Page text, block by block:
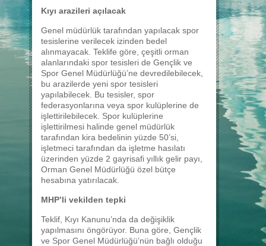
Kıyı arazileri açılacak
Genel müdürlük tarafından yapılacak spor
tesislerine verilecek izinden bedel
alınmayacak. Teklife göre, çeşitli orman
alanlarındaki spor tesisleri de Gençlik ve
Spor Genel Müdürlüğü’ne devredilebilecek,
bu arazilerde yeni spor tesisleri
yapılabilecek. Bu tesisler, spor
federasyonlarına veya spor kulüplerine de
işlettirilebilecek. Spor kulüplerine
işlettirilmesi halinde genel müdürlük
tarafından kira bedelinin yüzde 50’si,
işletmeci tarafından da işletme hasılatı
üzerinden yüzde 2 gayrisafi yıllık gelir payı,
Orman Genel Müdürlüğü özel bütçe
hesabına yatırılacak.
MHP’li vekilden tepki
Teklif, Kıyı Kanunu’nda da değişiklik
yapılmasını öngörüyor. Buna göre, Gençlik
ve Spor Genel Müdürlüğü’nün bağlı olduğu